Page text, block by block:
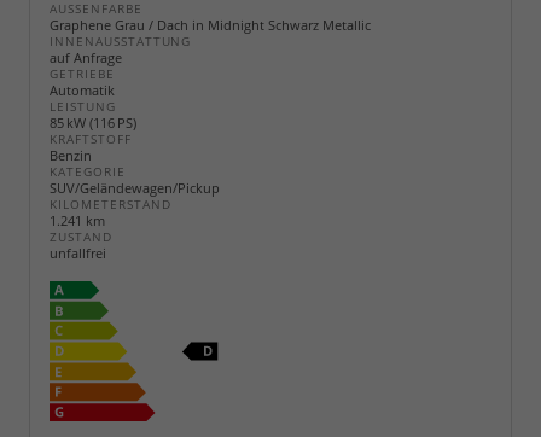
AUSSENFARBE
Graphene Grau / Dach in Midnight Schwarz Metallic
INNENAUSSTATTUNG
auf Anfrage
GETRIEBE
Automatik
LEISTUNG
85 kW (116 PS)
KRAFTSTOFF
Benzin
KATEGORIE
SUV/Geländewagen/Pickup
KILOMETERSTAND
1.241 km
ZUSTAND
unfallfrei